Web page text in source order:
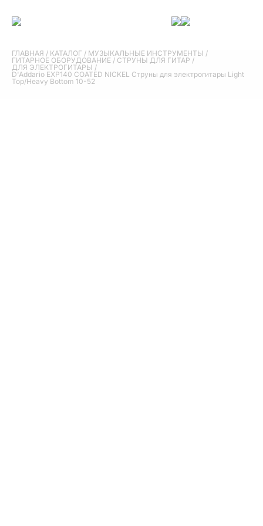
ГЛАВНАЯ / КАТАЛОГ / МУЗЫКАЛЬНЫЕ ИНСТРУМЕНТЫ /
ГИТАРНОЕ ОБОРУДОВАНИЕ / СТРУНЫ ДЛЯ ГИТАР /
ДЛЯ ЭЛЕКТРОГИТАРЫ /
D'Addario EXP140 COATED NICKEL Струны для электрогитары Light
Top/Heavy Bottom 10-52